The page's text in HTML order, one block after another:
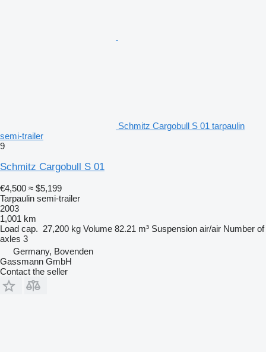
Schmitz Cargobull S 01 tarpaulin
semi-trailer
9
Schmitz Cargobull S 01
€4,500 ≈ $5,199
Tarpaulin semi-trailer
2003
1,001 km
Load cap. 27,200 kg Volume 82.21 m³ Suspension air/air Number of
axles 3
Germany, Bovenden
Gassmann GmbH
Contact the seller